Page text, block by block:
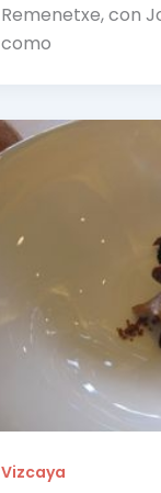
Remenetxe, con
como
Vizcaya